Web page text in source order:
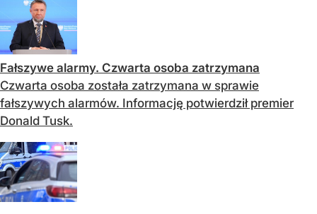
Fałszywe alarmy. Czwarta osoba zatrzymana
Czwarta osoba została zatrzymana w sprawie
fałszywych alarmów. Informację potwierdził premier
Donald Tusk.